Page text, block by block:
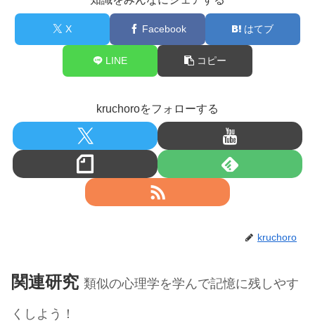
X Facebook はてブ
LINE コピー
kruchoroをフォローする
kruchoro
関連研究 類似の心理学を学んで記憶に残しやす
くしよう！